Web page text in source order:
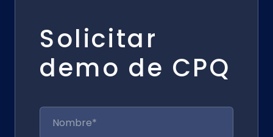
Solicitar
demo de CPQ